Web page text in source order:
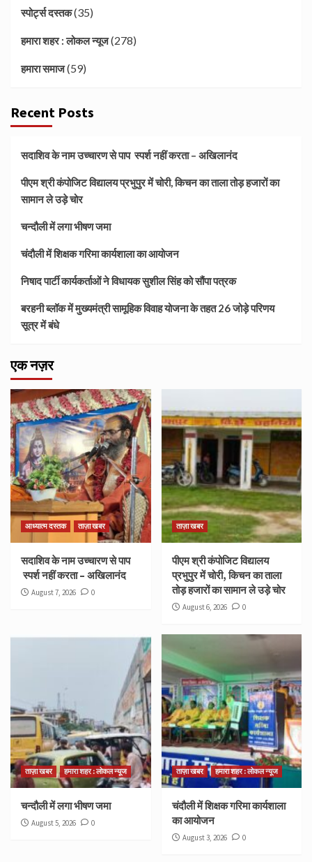
स्पोर्ट्स दस्तक(35)
हमारा शहर : लोकल न्यूज(278)
हमारा समाज(59)
Recent Posts
सदाशिव के नाम उच्चारण से पाप स्पर्श नहीं करता – अखिलानंद
पीएम श्री कंपोजिट विद्यालय प्रभुपुर में चोरी, किचन का ताला तोड़ हजारों का
सामान ले उड़े चोर
चन्दौली में लगा भीषण जमा
चंदौली में शिक्षक गरिमा कार्यशाला का आयोजन
निषाद पार्टी कार्यकर्ताओं ने विधायक सुशील सिंह को सौंपा पत्रक
बरहनी ब्लॉक में मुख्यमंत्री सामूहिक विवाह योजना के तहत 26 जोड़े परिणय
सूत्र में बंधे
एक नज़र
आध्यात्म दस्तक ताज़ा खबर
सदाशिव के नाम उच्चारण से पाप
स्पर्श नहीं करता – अखिलानंद
August 7, 2026 0
ताज़ा खबर
पीएम श्री कंपोजिट विद्यालय
प्रभुपुर में चोरी, किचन का ताला
तोड़ हजारों का सामान ले उड़े चोर
August 6, 2026 0
ताज़ा खबर हमारा शहर : लोकल न्यूज
चन्दौली में लगा भीषण जमा
August 5, 2026 0
ताज़ा खबर हमारा शहर : लोकल न्यूज
चंदौली में शिक्षक गरिमा कार्यशाला
का आयोजन
August 3, 2026 0